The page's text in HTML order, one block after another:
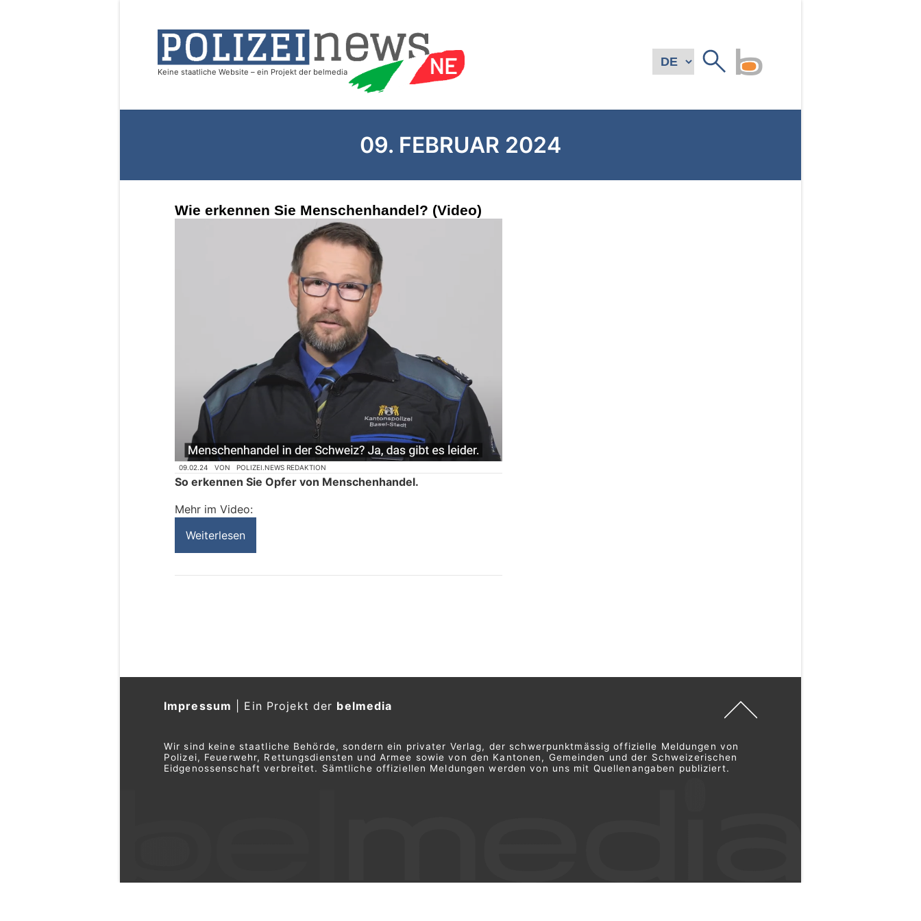
09. FEBRUAR 2024
Wie erkennen Sie Menschenhandel? (Video)
09.02.24 VON POLIZEI.NEWS REDAKTION
So erkennen Sie Opfer von Menschenhandel.
Mehr im Video:
Weiterlesen
Impressum Ein Projekt der belmedia
Wir sind keine staatliche Behörde, sondern ein privater Verlag, der schwerpunktmässig offizielle Meldungen von
Polizei, Feuerwehr, Rettungsdiensten und Armee sowie von den Kantonen, Gemeinden und der Schweizerischen
Eidgenossenschaft verbreitet. Sämtliche offiziellen Meldungen werden von uns mit Quellenangaben publiziert.